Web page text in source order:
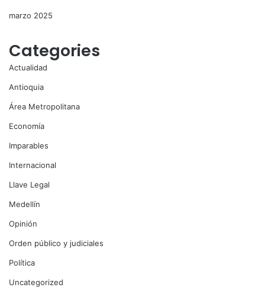
marzo 2025
Categories
Actualidad
Antioquia
Área Metropolitana
Economía
Imparables
Internacional
Llave Legal
Medellín
Opinión
Orden público y judiciales
Política
Uncategorized